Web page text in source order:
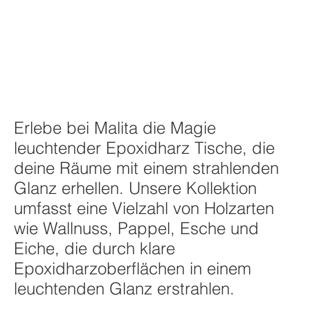
Brillanz für dein
Zuhause
Erlebe bei Malita die Magie
leuchtender Epoxidharz Tische, die
deine Räume mit einem strahlenden
Glanz erhellen. Unsere Kollektion
umfasst eine Vielzahl von Holzarten
wie Wallnuss, Pappel, Esche und
Eiche, die durch klare
Epoxidharzoberflächen in einem
leuchtenden Glanz erstrahlen.